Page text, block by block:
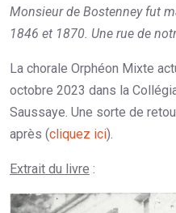
Monsieur de Bostenney fut
1846 et 1870. Une rue de
La chorale Orphéon Mixte
octobre 2023 dans la
Saussaye. Une sorte de
après (cliquez ici).
Extrait du livre :